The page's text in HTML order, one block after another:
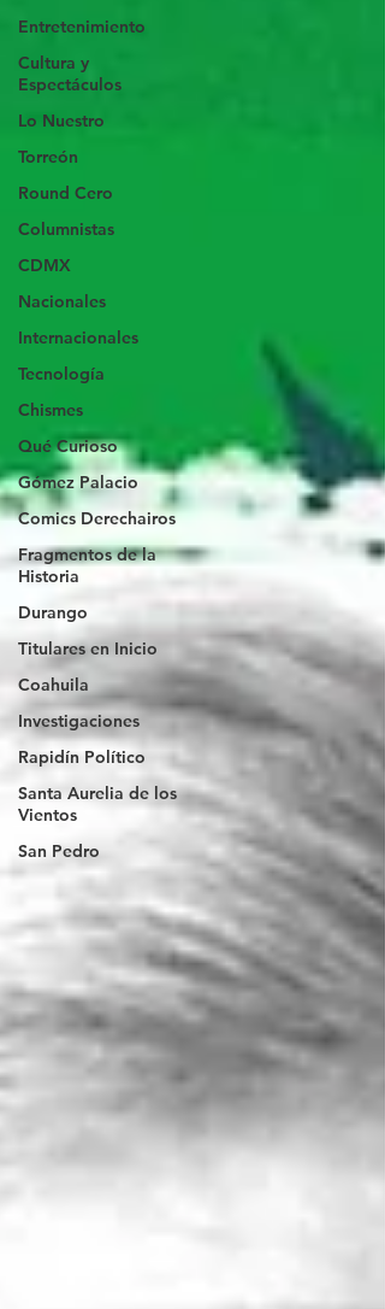
Entretenimiento
Cultura y
Espectáculos
Lo Nuestro
Torreón
Round Cero
Columnistas
CDMX
Nacionales
Internacionales
Tecnología
Chismes
Qué Curioso
Gómez Palacio
Comics Derechairos
Fragmentos de la
Historia
Durango
Titulares en Inicio
Coahuila
Investigaciones
Rapidín Político
Santa Aurelia de los
Vientos
San Pedro